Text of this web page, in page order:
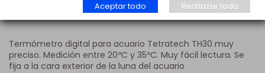
Termómetro digital para acuario Tetratech TH30 muy
preciso. Medición entre 20ºC y 35ºC. Muy fácil lectura. Se
fija a la cara exterior de la luna del acuario
Aceptar todo Rechazar todo